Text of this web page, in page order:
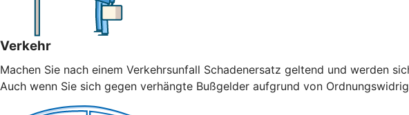
Verkehr
Machen Sie nach einem Verkehrsunfall Schadenersatz geltend und werden
Auch wenn Sie sich gegen verhängte Bußgelder aufgrund von